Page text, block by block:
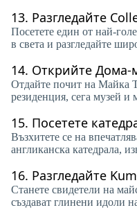
13. Разгледайте
Посетете един от най-
в света и разгледайте
14. Открийте Дома-
Отдайте почит на Майка
резиденция, сега музей и
15. Посетете
Възхитете се на
англиканска катедрала,
16. Разгледайте
Станете свидетели на
създават глинени идоли